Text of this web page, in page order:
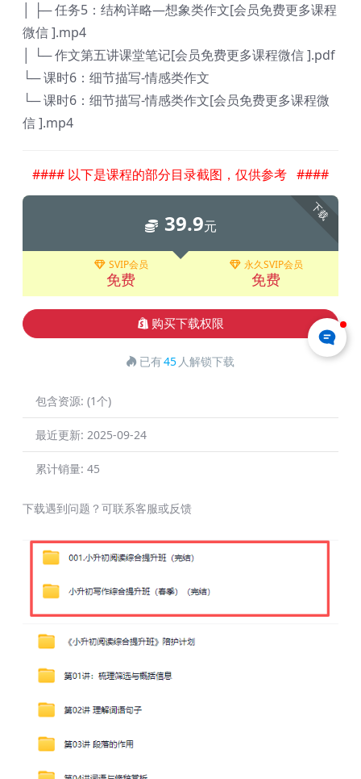
│ ├─ 任务5：结构详略—想象类作文[会员免费更多课程
微信 ].mp4
│ └─ 作文第五讲课堂笔记[会员免费更多课程微信 ].pdf
└─ 课时6：细节描写-情感类作文
└─ 课时6：细节描写-情感类作文[会员免费更多课程微
信 ].mp4
#### 以下是课程的部分目录截图，仅供参考 ####
下载
39.9元
SVIP会员
免费
永久SVIP会员
免费
购买下载权限
已有45 人解锁下载
包含资源: (1个)
最近更新: 2025-09-24
累计销量: 45
下载遇到问题？可联系客服或反馈